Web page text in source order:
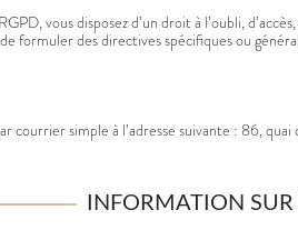
vous disposez d’un droit à l’oubli,
formuler des directives spécifiques ou
simple à l’adresse suivante : 86,
INFORMATION